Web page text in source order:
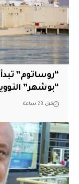
“روساتوم”
“بوشهر”
قبل 23 ساعة